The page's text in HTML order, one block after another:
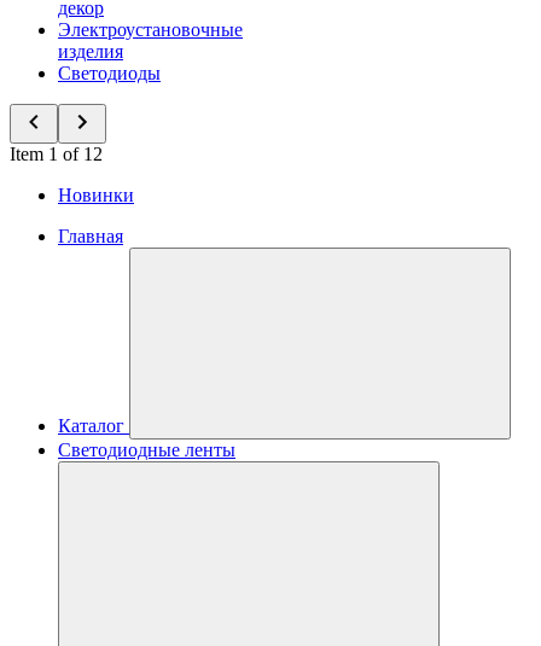
декор
Электроустановочные
изделия
Светодиоды
Item 1 of 12
Новинки
Главная
Каталог
Светодиодные ленты